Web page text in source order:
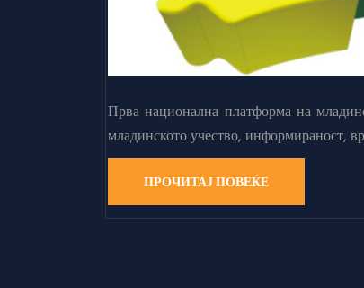
Прва национална платформа на
младинското учество, информираност,
ПРОЧИТАЈ ПОВЕЌЕ